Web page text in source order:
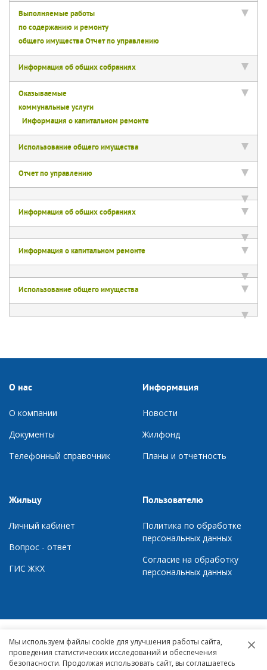
Выполняемые работы
по содержанию и ремонту
общего имуществаОтчет по управлению
Информация об общих собраниях
Оказываемые
коммунальные услуги
Информация о капитальном ремонте
Использование общего имущества
Отчет по управлению
Информация об общих собраниях
Информация о капитальном ремонте
Использование общего имущества
О нас
О компании
Документы
Телефонный справочник
Информация
Новости
Жилфонд
Планы и отчетность
Жильцу
Личный кабинет
Вопрос - ответ
ГИС ЖКХ
Пользователю
Политика по обработке
персональных данных
Согласие на обработку
персональных данных
© 2007 – 2026,
Управляющая компания «Квартал»
Мы используем файлы cookie для улучшения работы сайта,
проведения статистических исследований и обеспечения
безопасности. Продолжая использовать сайт, вы соглашаетесь